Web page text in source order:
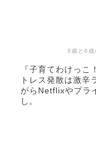
9歳と6歳
『子育てわけっ
トレス発散は激辛
がらNetflixやプラ
し。